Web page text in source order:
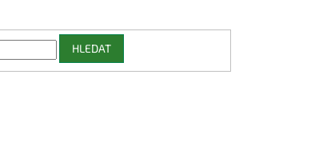
HLEDAT